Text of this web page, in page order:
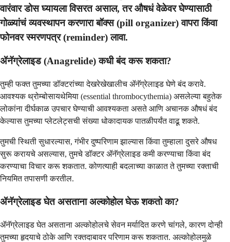
वारंवार डोस घ्यायला विसरत असाल, तर औषधं वेळेवर घेण्यासाठी
गोळ्यांचं व्यवस्थापन करणारा बॉक्स (pill organizer) वापरा किंवा
फोनवर स्मरणपत्र (reminder) लावा.
ॲनॅग्रेलाइड (Anagrelide) कधी बंद करू शकता?
तुम्ही फक्त तुमच्या डॉक्टरांच्या देखरेखेखालीच ॲनॅग्रेलाइड घेणे बंद करावे.
आवश्यक थ्रोम्बोसायथेमिया (essential thrombocythemia) असलेल्या बहुतेक
लोकांना दीर्घकाळ उपचार घेण्याची आवश्यकता असते आणि अचानक औषधं बंद
केल्यास तुमच्या प्लेटलेट्सची संख्या धोकादायक पातळीपर्यंत वाढू शकते.
तुमची स्थिती सुधारल्यास, गंभीर दुष्परिणाम झाल्यास किंवा तुम्हाला दुसरे औषध
सुरू करायचे असल्यास, तुमचे डॉक्टर ॲनॅग्रेलाइड कमी करण्याचा किंवा बंद
करण्याचा विचार करू शकतात. कोणत्याही बदलाच्या काळात ते तुमच्या रक्ताची
नियमित तपासणी करतील.
ॲनॅग्रेलाइड घेत असताना अल्कोहोल घेऊ शकतो का?
ॲनॅग्रेलाइड घेत असताना अल्कोहोलचे सेवन मर्यादित करणे चांगले, कारण दोन्ही
तुमच्या हृदयाचे ठोके आणि रक्तदाबावर परिणाम करू शकतात. अल्कोहोलमुळे